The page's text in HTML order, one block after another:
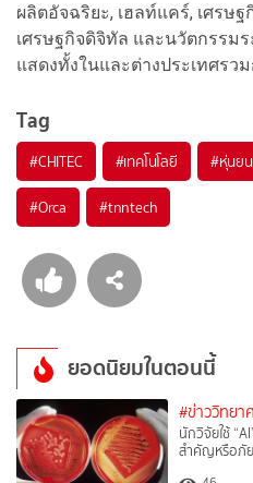
ผลิตอัจฉริยะ, เฮลท์แคร์, เศรษ
เศรษฐกิจดิจิทัล และนวัตกรรม
แสดงทั้งในและต่างประเทศรว
Tag
#CHITEC #เทคโนโลยี #หุ่นย
#Orca #tnntech
ยอดนิยมในตอนนี้
#ข่าววิทยา
นักวิจัยใช้
สำคัญหรือภั